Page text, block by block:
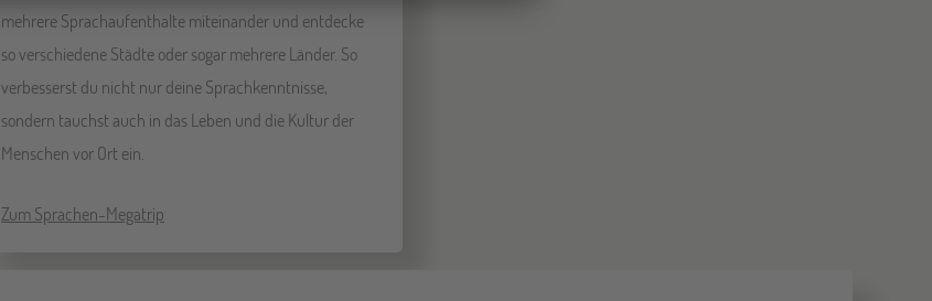
mehrere Sprachaufenthalte miteinander und entdecke
so verschiedene Städte oder sogar mehrere Länder. So
verbesserst du nicht nur deine Sprachkenntnisse,
sondern tauchst auch in das Leben und die Kultur der
Menschen vor Ort ein.
Zum Sprachen-Megatrip